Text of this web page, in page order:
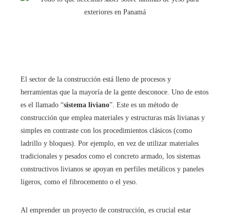
El sector de la construcción está lleno de procesos y
herramientas que la mayoría de la gente desconoce. Uno de estos
es el llamado “sistema liviano”. Este es un método de
construcción que emplea materiales y estructuras más livianas y
simples en contraste con los procedimientos clásicos (como
ladrillo y bloques). Por ejemplo, en vez de utilizar materiales
tradicionales y pesados como el concreto armado, los sistemas
constructivos livianos se apoyan en perfiles metálicos y paneles
ligeros, como el fibrocemento o el yeso.
Al emprender un proyecto de construcción, es crucial estar